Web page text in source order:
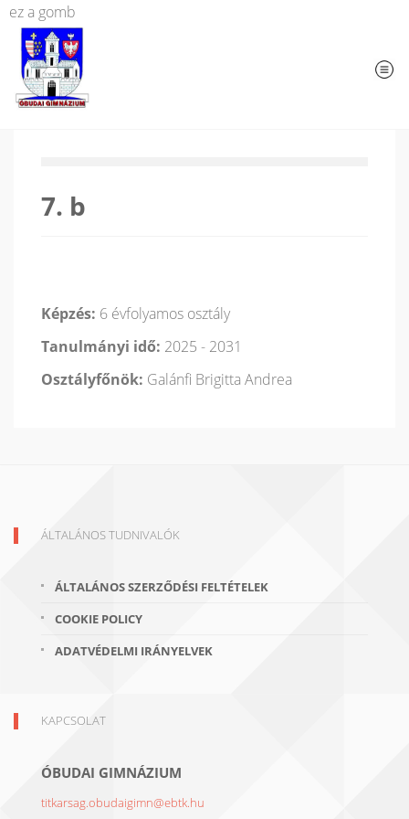
ez a gomb
7. b
Képzés: 6 évfolyamos osztály
Tanulmányi idő: 2025 - 2031
Osztályfőnök: Galánfi Brigitta Andrea
ÁLTALÁNOS TUDNIVALÓK
ÁLTALÁNOS SZERZŐDÉSI FELTÉTELEK
COOKIE POLICY
ADATVÉDELMI IRÁNYELVEK
KAPCSOLAT
ÓBUDAI GIMNÁZIUM
titkarsag.obudaigimn@ebtk.hu